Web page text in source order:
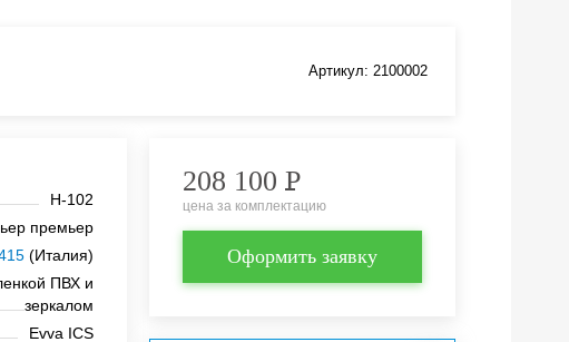
Артикул: 2100002
Н-102
премьер
(Италия)
ПВХ и
зеркалом
Evva ICS
208 100 Р
цена за комплектацию
Оформить заявку